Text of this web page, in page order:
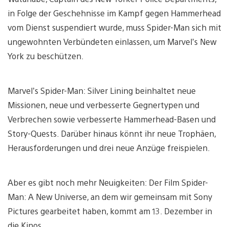
in Folge der Geschehnisse im Kampf gegen Hammerhead
vom Dienst suspendiert wurde, muss Spider-Man sich mit
ungewohnten Verbündeten einlassen, um Marvel’s New
York zu beschützen.
Marvel’s Spider-Man: Silver Lining beinhaltet neue
Missionen, neue und verbesserte Gegnertypen und
Verbrechen sowie verbesserte Hammerhead-Basen und
Story-Quests. Darüber hinaus könnt ihr neue Trophäen,
Herausforderungen und drei neue Anzüge freispielen.
Aber es gibt noch mehr Neuigkeiten: Der Film Spider-
Man: A New Universe, an dem wir gemeinsam mit Sony
Pictures gearbeitet haben, kommt am 13. Dezember in